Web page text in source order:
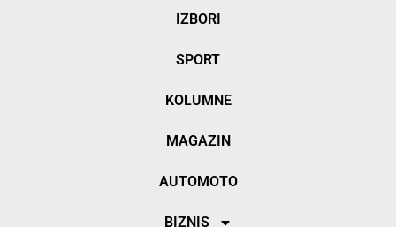
IZBORI
SPORT
KOLUMNE
MAGAZIN
AUTOMOTO
BIZNIS